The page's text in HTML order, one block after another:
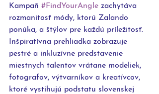
Kampaň #FindYourAngle zachytáva
rozmanitosť módy, ktorú Zalando
ponúka, a štýlov pre každú príležitosť.
Inšpiratívna prehliadka zobrazuje
pestré a inkluzívne predstavenie
miestnych talentov vrátane modeliek,
fotografov, výtvarníkov a kreatívcov,
ktoré vystihujú podstatu slovenskej